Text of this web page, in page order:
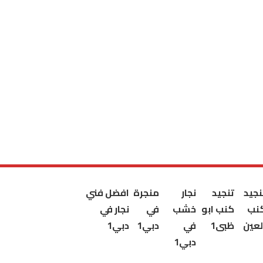
تنجيد
كنب ابو
ظبى1
نجار
خشب
في
دبي1
منجرة
في
دبي1
افضل فني
نجار في
دبي1